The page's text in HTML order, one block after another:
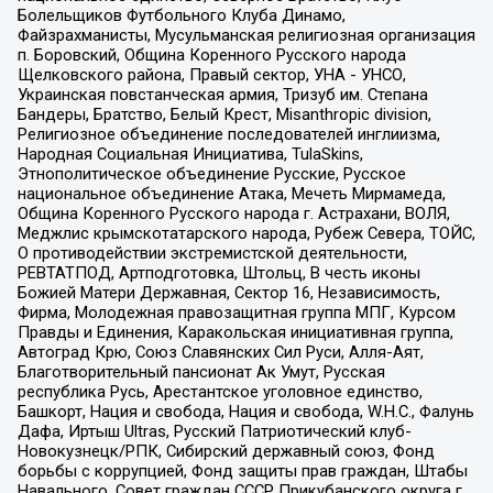
Болельщиков Футбольного Клуба Динамо,
Файзрахманисты, Мусульманская религиозная организация
п. Боровский, Община Коренного Русского народа
Щелковского района, Правый сектор, УНА - УНСО,
Украинская повстанческая армия, Тризуб им. Степана
Бандеры, Братство, Белый Крест, Misanthropic division,
Религиозное объединение последователей инглиизма,
Народная Социальная Инициатива, TulaSkins,
Этнополитическое объединение Русские, Русское
национальное объединение Атака, Мечеть Мирмамеда,
Община Коренного Русского народа г. Астрахани, ВОЛЯ,
Меджлис крымскотатарского народа, Рубеж Севера, ТОЙС,
О противодействии экстремистской деятельности,
РЕВТАТПОД, Артподготовка, Штольц, В честь иконы
Божией Матери Державная, Сектор 16, Независимость,
Фирма, Молодежная правозащитная группа МПГ, Курсом
Правды и Единения, Каракольская инициативная группа,
Автоград Крю, Союз Славянских Сил Руси, Алля-Аят,
Благотворительный пансионат Ак Умут, Русская
республика Русь, Арестантское уголовное единство,
Башкорт, Нация и свобода, Нация и свобода, W.H.С., Фалунь
Дафа, Иртыш Ultras, Русский Патриотический клуб-
Новокузнецк/РПК, Сибирский державный союз, Фонд
борьбы с коррупцией, Фонд защиты прав граждан, Штабы